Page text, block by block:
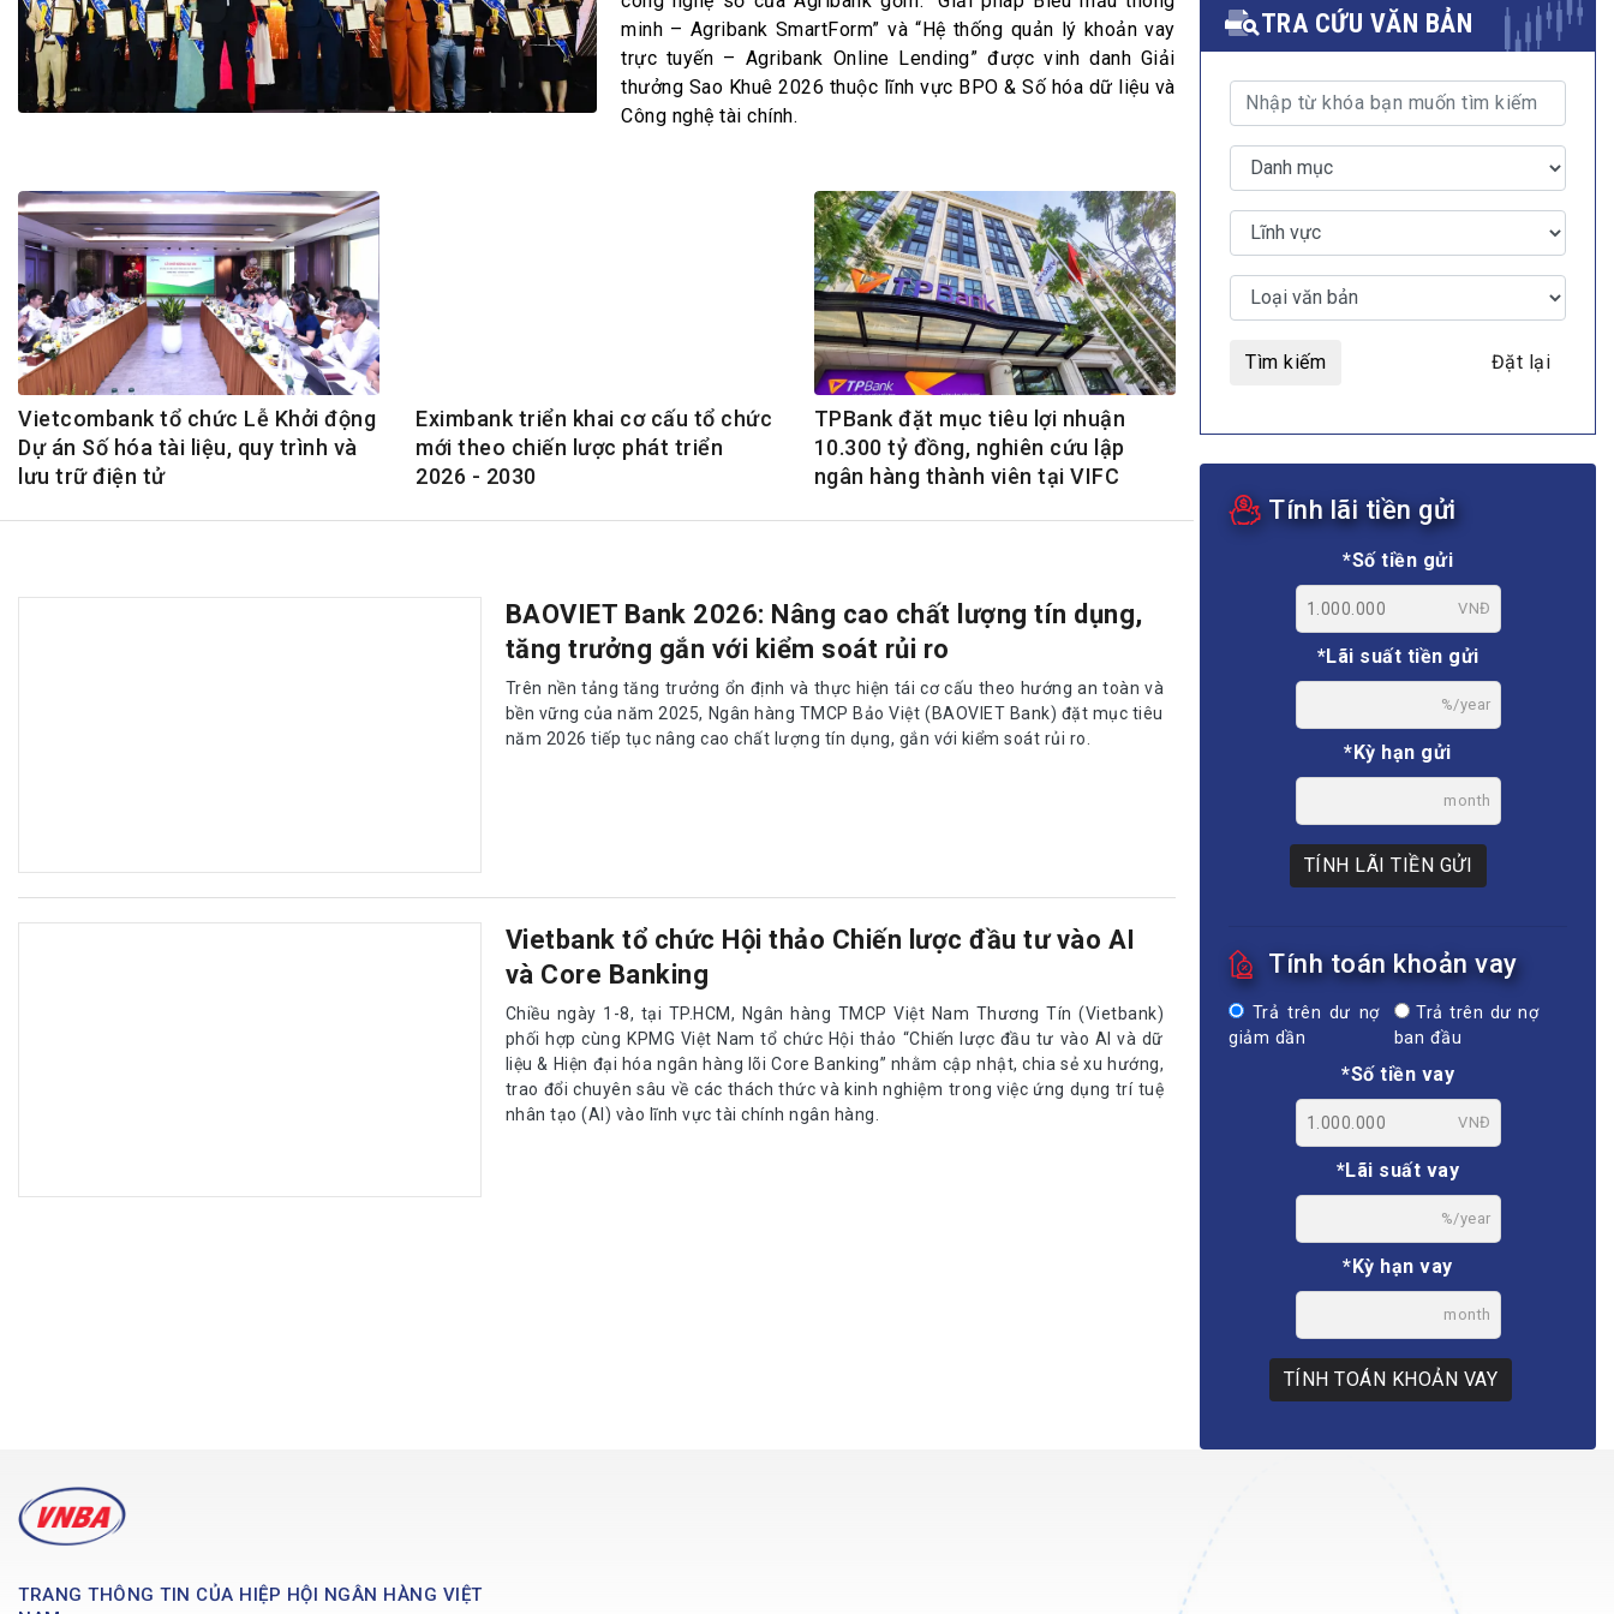
Bộ Chuẩn mực Đạo đức nghề nghiệp
Đối tác
Đấu giá tài sản
Thanh toán –Thẻ
Nhà quản trị
GÓP Ý CHÍNH SÁCH
Dự thảo luật
Tư vấn – Hỏi đáp
Tra cứu văn bản
TUYỂN DỤNG
MULTIMEDIA
Video
E-magazines
minh – Agribank SmartForm” và “Hệ thống quản lý khoản vay
trực tuyến – Agribank Online Lending” được vinh danh Giải
thưởng Sao Khuê 2026 thuộc lĩnh vực BPO & Số hóa dữ liệu và
Công nghệ tài chính.
Vietcombank tổ chức Lễ Khởi động
Dự án Số hóa tài liệu, quy trình và
lưu trữ điện tử
Eximbank triển khai cơ cấu tổ chức
mới theo chiến lược phát triển
2026 - 2030
TPBank đặt mục tiêu lợi nhuận
10.300 tỷ đồng, nghiên cứu lập
ngân hàng thành viên tại VIFC
BAOVIET Bank 2026: Nâng cao chất lượng tín dụng,
tăng trưởng gắn với kiểm soát rủi ro
Trên nền tảng tăng trưởng ổn định và thực hiện tái cơ cấu theo hướng an toàn và
bền vững của năm 2025, Ngân hàng TMCP Bảo Việt (BAOVIET Bank) đặt mục tiêu
năm 2026 tiếp tục nâng cao chất lượng tín dụng, gắn với kiểm soát rủi ro.
Vietbank tổ chức Hội thảo Chiến lược đầu tư vào AI
và Core Banking
Chiều ngày 1-8, tại TP.HCM, Ngân hàng TMCP Việt Nam Thương Tín (Vietbank)
phối hợp cùng KPMG Việt Nam tổ chức Hội thảo “Chiến lược đầu tư vào AI và dữ
liệu & Hiện đại hóa ngân hàng lõi Core Banking” nhằm cập nhật, chia sẻ xu hướng,
trao đổi chuyên sâu về các thách thức và kinh nghiệm trong việc ứng dụng trí tuệ
nhân tạo (AI) vào lĩnh vực tài chính ngân hàng.
TRA CỨU VĂN BẢN
Tìm kiếm Đặt lại
Tính lãi tiền gửi
*Số tiền gửi
VNĐ
*Lãi suất tiền gửi
%/year
*Kỳ hạn gửi
month
TÍNH LÃI TIỀN GỬI
Tính toán khoản vay
Trả trên dư nợ
giảm dần
Trả trên dư nợ
ban đầu
*Số tiền vay
VNĐ
*Lãi suất vay
%/year
*Kỳ hạn vay
month
TÍNH TOÁN KHOẢN VAY
TRANG THÔNG TIN CỦA HIỆP HỘI NGÂN HÀNG VIỆT